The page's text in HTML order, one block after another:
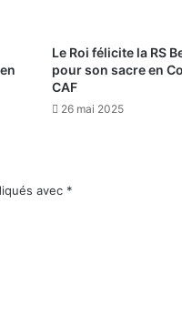
Le Roi félicite la RS
pour son sacre en
CAF
26 mai 2025
avec *